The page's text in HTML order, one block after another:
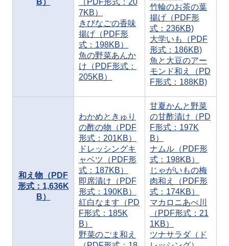
B）
（PDF形式：20
7KB）
きびなごの香味
揚げ（PDF形
式：198KB）
魚の野菜あんか
け（PDF形式：
205KB）
竹輪のお茶の葉
揚げ（PDF形
式：236KB)
大学いも（PDF
形式：186KB)
魚と大豆のアー
モンド和え（PD
F形式：188KB)
和え物（PDF
形式：1,636K
B）
わかめときゅり
の酢の物（PDF
形式：201KB）
ドレッシングキ
ャベツ（PDF形
式：187KB）
即席漬け（PDF
形式：190KB）
紅白なます（PD
F形式：185K
B）
野菜のごま和え
甘夏かんと野菜
の甘酢漬け（PD
F形式：197K
B）
ナムル（PDF形
式：198KB）
じゃがいもの梅
肉和え（PDF形
式：174KB）
マカロニあべ川
（PDF形式：21
1KB）
ツナサラダ（ド